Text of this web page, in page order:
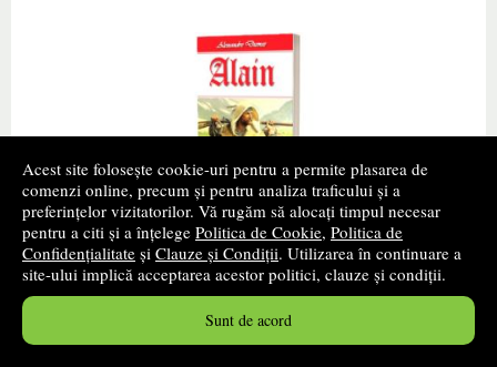
Acest site folosește cookie-uri pentru a permite plasarea de
comenzi online, precum și pentru analiza traficului și a
preferințelor vizitatorilor. Vă rugăm să alocați timpul necesar
pentru a citi și a înțelege Politica de Cookie, Politica de
Confidențialitate și Clauze și Condiții. Utilizarea în continuare a
site-ului implică acceptarea acestor politici, clauze și condiții.
Sunt de acord
Alain